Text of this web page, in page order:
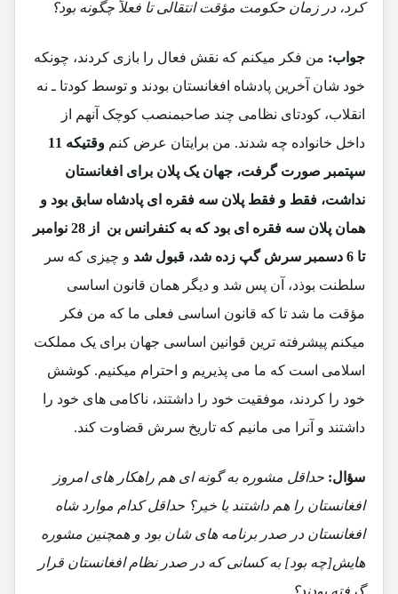
کرد، در زمان حکومت مؤقت انتقالی تا فعلاً چگونه بود؟
جواب: من فکر میکنم که نقش فعال را بازی کردند، چونکه
خود شان آخرین پادشاه افغانستان بودند و توسط کودتا ـ نه
انقلاب، کودتای نظامی چند صاحبمنصب کوچک آنهم از
داخل خانواده چه شدند. من برایتان عرض کنم
وقتیکه 11
سپتمبر صورت گرفت، جهان یک پلان برای افغانستان
نداشت، فقط و فقط پلان سه فقره ای پادشاه سابق بود و
همان پلان سه فقره ای بود که به کنفرانس بن از 28 نوامبر
تا 6 دسمبر سرش گپ زده شد، قبول شد
و چیزی که سر
سلطنت بوذد، آن پس شد و دیگر همان قانون اساسی
مؤقت ما شد تا که قانون اساسی فعلی ما که من فکر
میکنم پیشرفته ترین قوانین اساسی جهان برای یک مملکت
اسلامی است که ما می پذیریم و احترام میکنیم. کوشش
خود را کردند، موفقیت خود را داشتند، ناکامی های خود را
داشتند و آنرا می مانیم که تاریخ سرش قضاوت کند.
سؤال: حداقل مشوره به گونه ای هم راهکار های امروز
افغانستان را هم داشتند یا خیر؟ حداقل کدام موارد شاه
افغانستان در صدر برنامه های شان بود و همچنین مشوره
هایش[چه بود] به کسانی که در صدر نظام افغانستان قرار
گرفته بودند؟